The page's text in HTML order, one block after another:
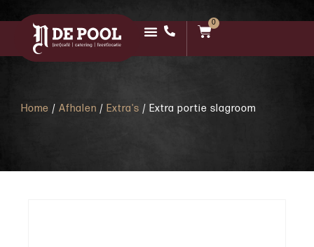
0
Home / Afhalen / Extra's / Extra portie slagroom